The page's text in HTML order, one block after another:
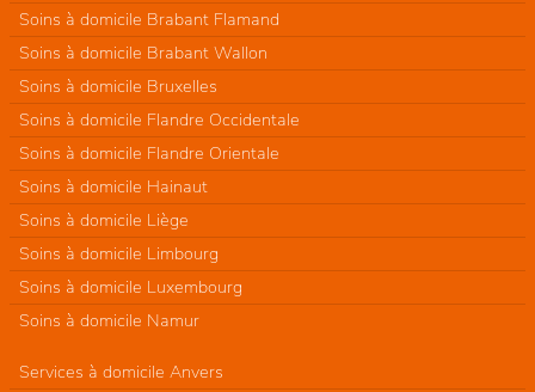
Soins à domicile Brabant Flamand
Soins à domicile Brabant Wallon
Soins à domicile Bruxelles
Soins à domicile Flandre Occidentale
Soins à domicile Flandre Orientale
Soins à domicile Hainaut
Soins à domicile Liège
Soins à domicile Limbourg
Soins à domicile Luxembourg
Soins à domicile Namur
Services à domicile Anvers